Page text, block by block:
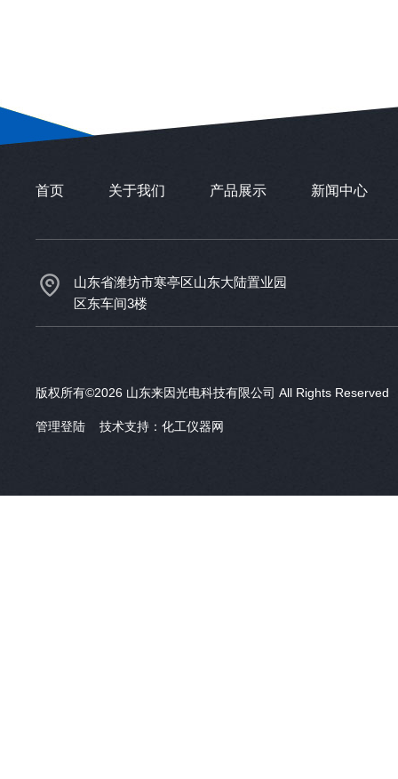
首页 关于我们 产品展示 新闻中心
山东省潍坊市寒亭区山东大陆置业园
区东车间3楼
版权所有©2026 山东来因光电科技有限公司 All Rights
管理登陆 技术支持： 化工仪器网